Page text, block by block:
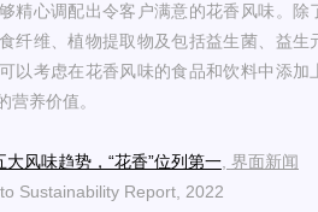
精心调配出令客户满意的花香风味。
纤维、植物提取物及包括益生菌、益
以考虑在花香风味的食品和饮料中添
营养价值。
风味趋势，“花香”位列第一, 界面新闻
Sustainability Report, 2022